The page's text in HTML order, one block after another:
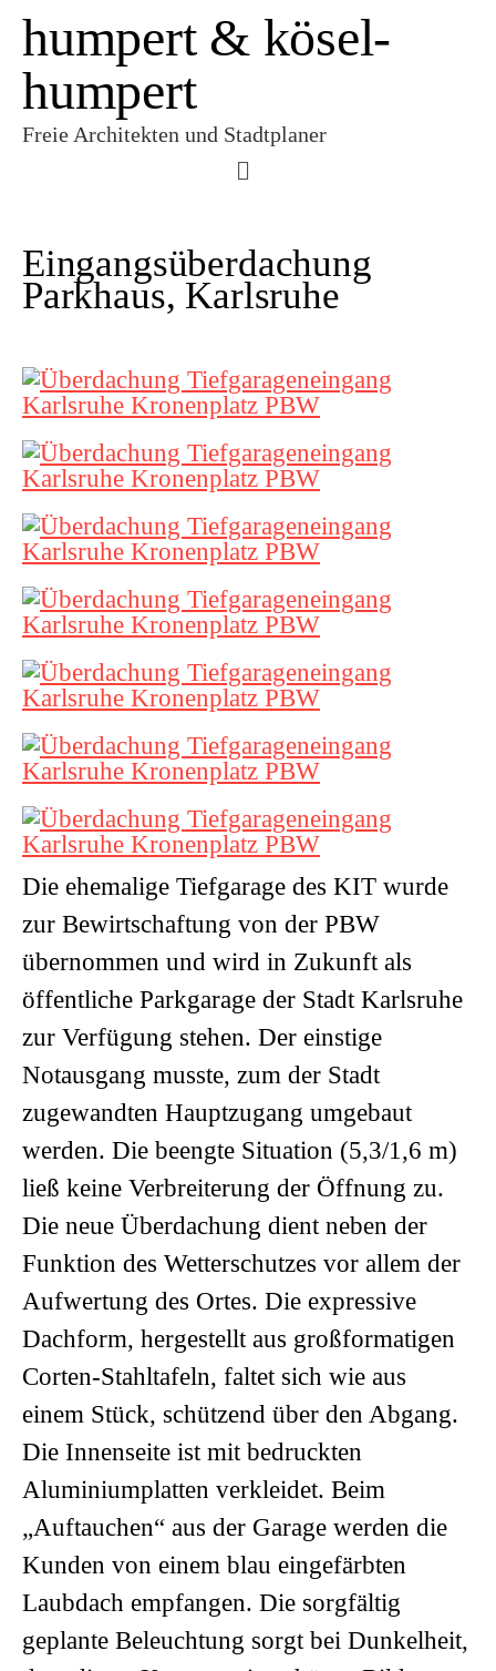
humpert & kösel-
humpert
Freie Architekten und Stadtplaner
Eingangsüberdachung
Parkhaus, Karlsruhe
Die ehemalige Tiefgarage des KIT wurde
zur Bewirtschaftung von der PBW
übernommen und wird in Zukunft als
öffentliche Parkgarage der Stadt Karlsruhe
zur Verfügung stehen. Der einstige
Notausgang musste, zum der Stadt
zugewandten Hauptzugang umgebaut
werden. Die beengte Situation (5,3/1,6 m)
ließ keine Verbreiterung der Öffnung zu.
Die neue Überdachung dient neben der
Funktion des Wetterschutzes vor allem der
Aufwertung des Ortes. Die expressive
Dachform, hergestellt aus großformatigen
Corten-Stahltafeln, faltet sich wie aus
einem Stück, schützend über den Abgang.
Die Innenseite ist mit bedruckten
Aluminiumplatten verkleidet. Beim
„Auftauchen“ aus der Garage werden die
Kunden von einem blau eingefärbten
Laubdach empfangen. Die sorgfältig
geplante Beleuchtung sorgt bei Dunkelheit,